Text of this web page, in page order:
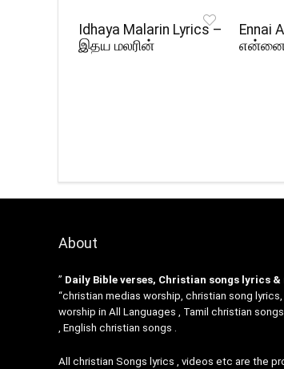
Idhaya Malarin Lyrics –
இதய மலரின்
Ennai
என்னை
About
” Daily Bible verses, Christian songs lyrics &
“christian medias worship, christian song lyrics,
worship in All Languages , Tamil christian
, English christian songs .
All christian Songs lyrics , videos etc are the